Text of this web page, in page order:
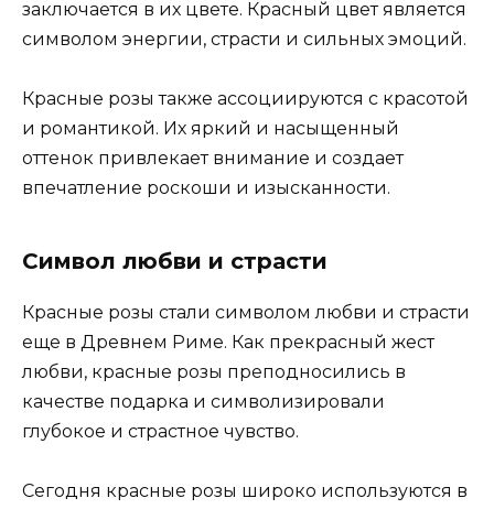
заключается в их цвете. Красный цвет является
символом энергии, страсти и сильных эмоций.
Красные розы также ассоциируются с красотой
и романтикой. Их яркий и насыщенный
оттенок привлекает внимание и создает
впечатление роскоши и изысканности.
Символ любви и страсти
Красные розы стали символом любви и страсти
еще в Древнем Риме. Как прекрасный жест
любви, красные розы преподносились в
качестве подарка и символизировали
глубокое и страстное чувство.
Сегодня красные розы широко используются в